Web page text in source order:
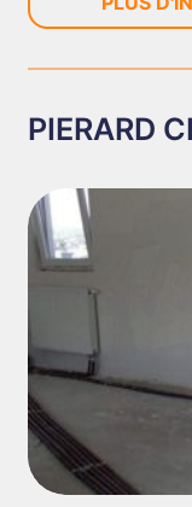
PIERARD